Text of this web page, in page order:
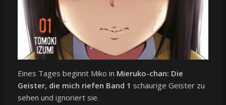
Eines Tages beginnt Miko in Mieruko-chan: Die
Geister, die mich riefen Band 1 schaurige Geister zu
sehen und ignoriert sie.